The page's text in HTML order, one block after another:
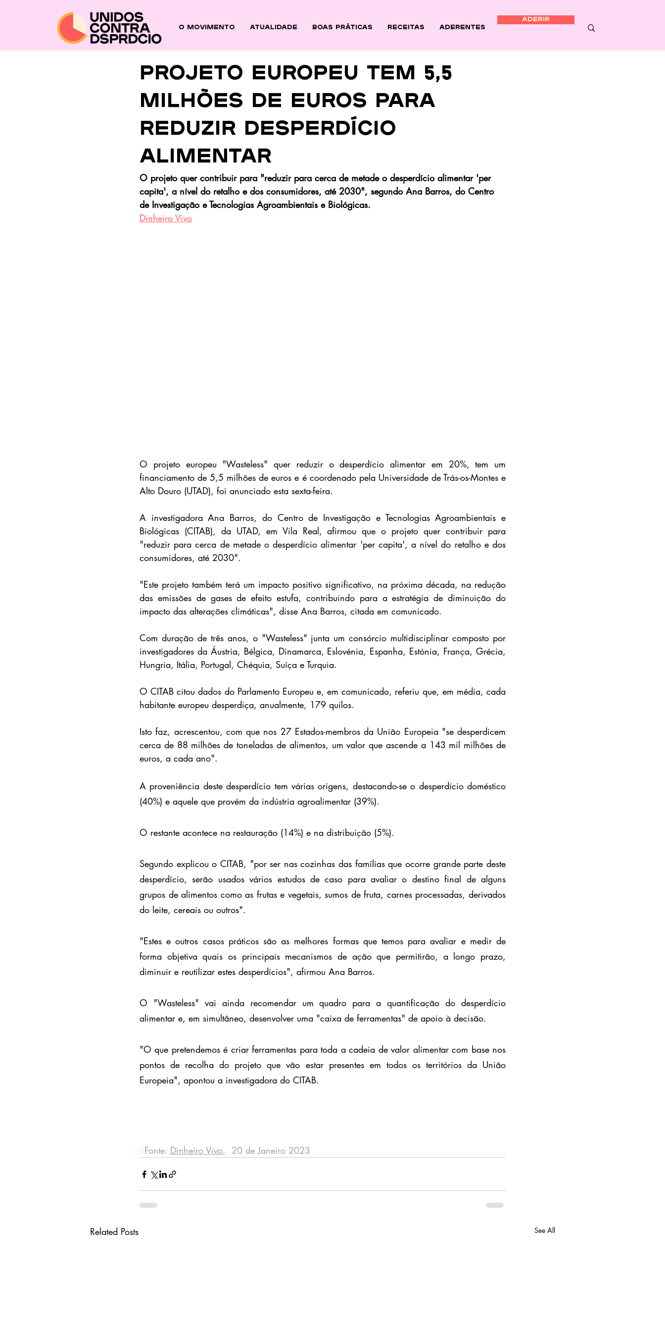
O Movimento ATUALIDADE BOAS PRÁTICAS Receitas Aderentes
ADERIR
PROJETO EUROPEU TEM 5,5
MILHÕES DE EUROS PARA
REDUZIR DESPERDÍCIO
ALIMENTAR
O projeto quer contribuir para "reduzir para cerca de metade o desperdício alimentar 'per
capita', a nível do retalho e dos consumidores, até 2030", segundo Ana Barros, do Centro
de Investigação e Tecnologias Agroambientais e Biológicas.
Dinheiro Vivo
O projeto europeu "Wasteless" quer reduzir o desperdício alimentar em 20%, tem um
financiamento de 5,5 milhões de euros e é coordenado pela Universidade de Trás-os-Montes e
Alto Douro (UTAD), foi anunciado esta sexta-feira.
A investigadora Ana Barros, do Centro de Investigação e Tecnologias Agroambientais e
Biológicas (CITAB), da UTAD, em Vila Real, afirmou que o projeto quer contribuir para
"reduzir para cerca de metade o desperdício alimentar 'per capita', a nível do retalho e dos
consumidores, até 2030".
"Este projeto também terá um impacto positivo significativo, na próxima década, na redução
das emissões de gases de efeito estufa, contribuindo para a estratégia de diminuição do
impacto das alterações climáticas", disse Ana Barros, citada em comunicado.
Com duração de três anos, o "Wasteless" junta um consórcio multidisciplinar composto por
investigadores da Áustria, Bélgica, Dinamarca, Eslovénia, Espanha, Estónia, França, Grécia,
Hungria, Itália, Portugal, Chéquia, Suíça e Turquia.
O CITAB citou dados do Parlamento Europeu e, em comunicado, referiu que, em média, cada
habitante europeu desperdiça, anualmente, 179 quilos.
Isto faz, acrescentou, com que nos 27 Estados-membros da União Europeia "se desperdicem
cerca de 88 milhões de toneladas de alimentos, um valor que ascende a 143 mil milhões de
euros, a cada ano".
A proveniência deste desperdício tem várias origens, destacando-se o desperdício doméstico
(40%) e aquele que provém da indústria agroalimentar (39%).
O restante acontece na restauração (14%) e na distribuição (5%).
Segundo explicou o CITAB, "por ser nas cozinhas das famílias que ocorre grande parte deste
desperdício, serão usados vários estudos de caso para avaliar o destino final de alguns
grupos de alimentos como as frutas e vegetais, sumos de fruta, carnes processadas, derivados
do leite, cereais ou outros".
"Estes e outros casos práticos são as melhores formas que temos para avaliar e medir de
forma objetiva quais os principais mecanismos de ação que permitirão, a longo prazo,
diminuir e reutilizar estes desperdícios", afirmou Ana Barros.
O "Wasteless" vai ainda recomendar um quadro para a quantificação do desperdício
alimentar e, em simultâneo, desenvolver uma "caixa de ferramentas" de apoio à decisão.
"O que pretendemos é criar ferramentas para toda a cadeia de valor alimentar com base nos
pontos de recolha do projeto que vão estar presentes em todos os territórios da União
Europeia", apontou a investigadora do CITAB.
| Fonte: Dinheiro Vivo,
  20 de Janeiro 2023
Related Posts See All